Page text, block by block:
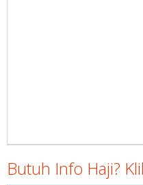
Butuh Info Haji?